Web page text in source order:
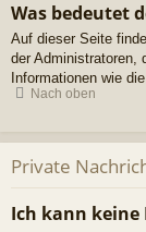
Was bedeutet
Auf dieser Seite
der Administratoren,
Informationen wie
Nach oben
Private
Ich kann